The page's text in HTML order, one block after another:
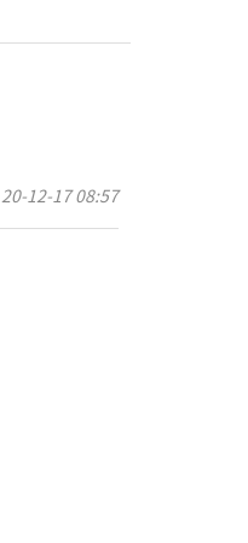
20-12-17 08:57